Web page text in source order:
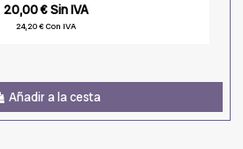
20,00 € Sin IVA
24,20 € Con IVA
Añadir a la cesta